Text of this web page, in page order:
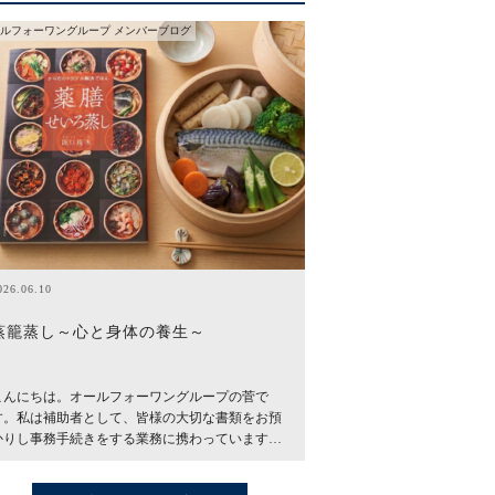
フォーワングループ メンバーブログ
籠蒸し～心と身体の養生～
んにちは。オールフォーワングループの菅で
。私は補助者として、皆様の大切な書類をお預
りし事務手続きをする業務に携わっています…